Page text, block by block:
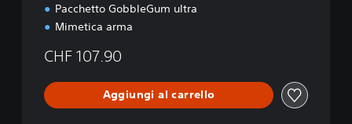
Pacchetto GobbleGum ultra
Mimetica arma
CHF 107.90
Aggiungi al carrello